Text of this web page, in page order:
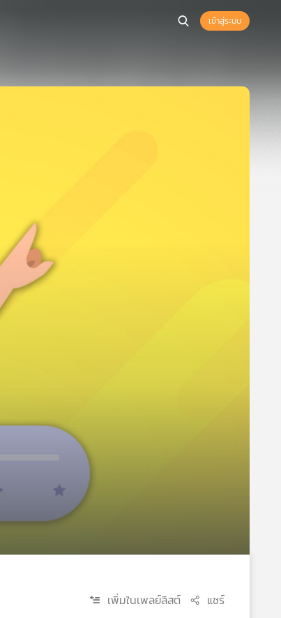
เข้าสู่ระบบ
เพิ่มในเพลย์ลิสต์ แชร์